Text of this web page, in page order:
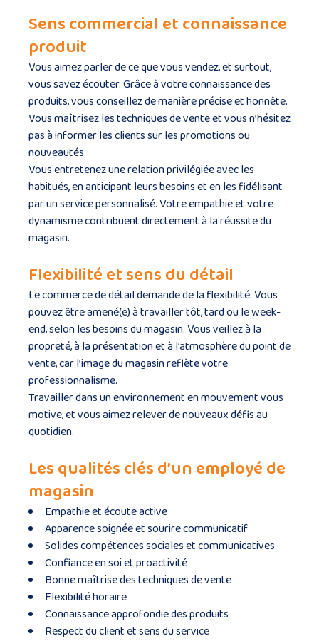
Sens commercial et connaissance
produit
Vous aimez parler de ce que vous vendez, et surtout,
vous savez écouter. Grâce à votre connaissance des
produits, vous conseillez de manière précise et honnête.
Vous maîtrisez les techniques de vente et vous n’hésitez
pas à informer les clients sur les promotions ou
nouveautés.
Vous entretenez une relation privilégiée avec les
habitués, en anticipant leurs besoins et en les fidélisant
par un service personnalisé. Votre empathie et votre
dynamisme contribuent directement à la réussite du
magasin.
Flexibilité et sens du détail
Le commerce de détail demande de la flexibilité. Vous
pouvez être amené(e) à travailler tôt, tard ou le week-
end, selon les besoins du magasin. Vous veillez à la
propreté, à la présentation et à l’atmosphère du point de
vente, car l’image du magasin reflète votre
professionnalisme.
Travailler dans un environnement en mouvement vous
motive, et vous aimez relever de nouveaux défis au
quotidien.
Les qualités clés d’un employé de
magasin
Empathie et écoute active
Apparence soignée et sourire communicatif
Solides compétences sociales et communicatives
Confiance en soi et proactivité
Bonne maîtrise des techniques de vente
Flexibilité horaire
Connaissance approfondie des produits
Respect du client et sens du service